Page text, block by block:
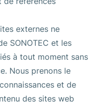
externes ne
SONOTEC et les
à tout moment sans
Nous prenons le
et de
des sites web